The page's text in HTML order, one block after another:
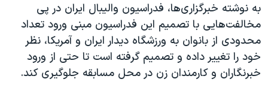
اعتراضات مردمی آبان ۹۸
اسرائیل در جنگ
نرگس محمدی برنده جایزه نوبل صلح
به نوشته خبرگزاری‌ها، فدراسیون والیبال ایران در پی
مخالفت‌هایی با تصمیم این فدراسیون مبنی ورود تعداد
محدودی از بانوان به ورزشگاه دیدار ایران و آمریکا، نظر
خود را تغییر داده و تصمیم گرفته است تا حتی از ورود
خبرنگاران و کارمندان زن در محل مسابقه جلوگیری کند.